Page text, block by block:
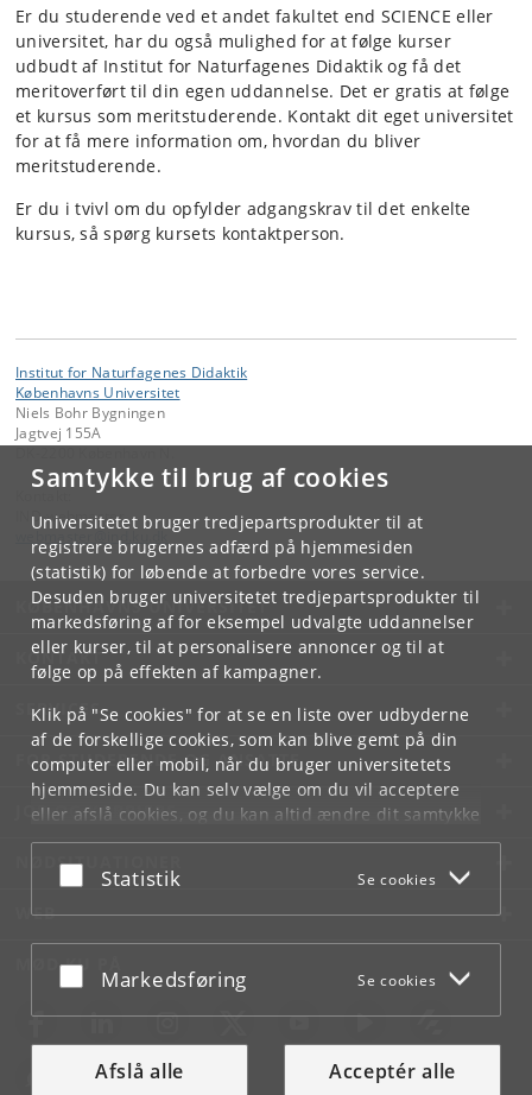
Samtykke til brug af cookies
Universitetet bruger tredjepartsprodukter til at
registrere brugernes adfærd på hjemmesiden
(statistik) for løbende at forbedre vores service.
Desuden bruger universitetet tredjepartsprodukter til
markedsføring af for eksempel udvalgte uddannelser
eller kurser, til at personalisere annoncer og til at
følge op på effekten af kampagner.
Klik på "Se cookies" for at se en liste over udbyderne
af de forskellige cookies, som kan blive gemt på din
computer eller mobil, når du bruger universitetets
hjemmeside. Du kan selv vælge om du vil acceptere
eller afslå cookies, og du kan altid ændre dit samtykke
underCookie- og privatlivspolitiksom du finder i
bunden af hver side.
Acceptér eller afslå
Statistik Se cookies
Acceptér eller afslå
Markedsføring Se cookies
Afslå alle Acceptér alle
Er du studerende ved et andet fakultet end SCIENCE eller
universitet, har du også mulighed for at følge kurser
udbudt af Institut for Naturfagenes Didaktik og få det
meritoverført til din egen uddannelse. Det er gratis at følge
et kursus som meritstuderende. Kontakt dit eget universitet
for at få mere information om, hvordan du bliver
meritstuderende.
Er du i tvivl om du opfylder adgangskrav til det enkelte
kursus, så spørg kursets kontaktperson.
Institut for Naturfagenes Didaktik
Københavns Universitet
Niels Bohr Bygningen
Jagtvej 155A
IND-webmaster
KØBENHAVNS UNIVERSITET
KONTAKT
SERVICES
FOR STUDERENDE OG ANSATTE
JOB OG KARRIERE
NØDSITUATIONER
WEB
MØD KU PÅ